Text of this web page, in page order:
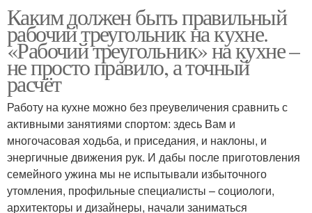
Каким должен быть правильный
рабочий треугольник на кухне.
«Рабочий треугольник» на кухне –
не просто правило, а точный
расчёт
Работу на кухне можно без преувеличения сравнить с
активными занятиями спортом: здесь Вам и
многочасовая ходьба, и приседания, и наклоны, и
энергичные движения рук. И дабы после приготовления
семейного ужина мы не испытывали избыточного
утомления, профильные специалисты – социологи,
архитекторы и дизайнеры, начали заниматься